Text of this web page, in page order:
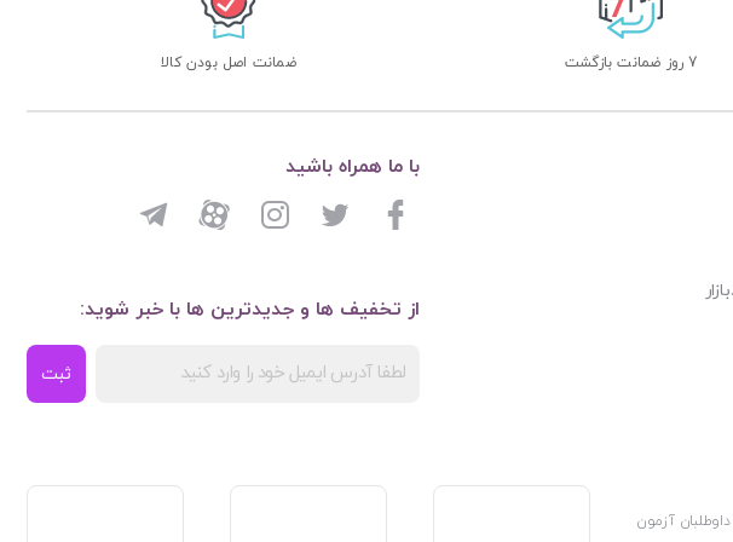
7 روز ضمانت بازگشت ضمانت اصل بودن کالا
از تخفیف ها و جدیدترین ها با خبر شوید:
ثبت
با ما همراه باشید
آزمون